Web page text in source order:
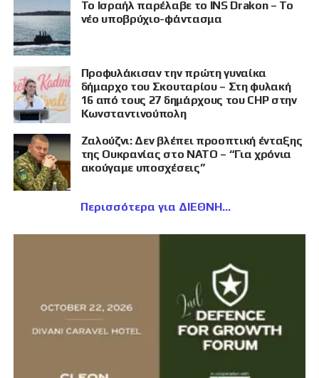
Το Ισραήλ παρέλαβε το INS Drakon – Το
νέο υποβρύχιο-φάντασμα
Προφυλάκισαν την πρώτη γυναίκα
δήμαρχο του Σκουταρίου – Στη φυλακή
16 από τους 27 δημάρχους του CHP στην
Κωνσταντινούπολη
Ζαλούζνι: Δεν βλέπει προοπτική ένταξης
της Ουκρανίας στο ΝΑΤΟ – “Για χρόνια
ακούγαμε υποσχέσεις”
Περισσότερα για ΔΙΕΘΝΗ